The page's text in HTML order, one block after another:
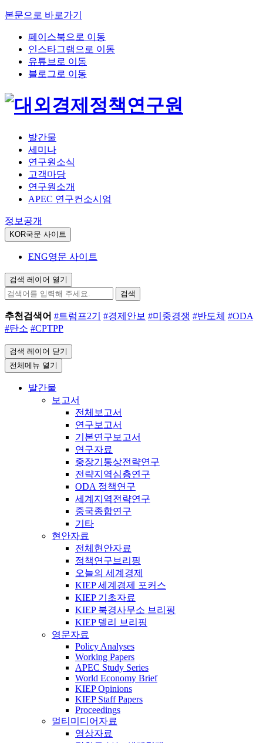
본문으로 바로가기
페이스북으로 이동
인스타그램으로 이동
유튜브로 이동
블로그로 이동
발간물
세미나
연구원소식
고객마당
연구원소개
APEC 연구컨소시엄
정보공개
KOR국문 사이트
ENG영문 사이트
검색 레이어 열기
검색
추천검색어 #트럼프2기 #경제안보 #미중경쟁 #반도체 #ODA
#탄소 #CPTPP
검색 레이어 닫기
전체메뉴 열기
발간물
보고서
전체보고서
연구보고서
기본연구보고서
연구자료
중장기통상전략연구
전략지역심층연구
ODA 정책연구
세계지역전략연구
중국종합연구
기타
현안자료
전체현안자료
정책연구브리핑
오늘의 세계경제
KIEP 세계경제 포커스
KIEP 기초자료
KIEP 북경사무소 브리핑
KIEP 델리 브리핑
영문자료
Policy Analyses
Working Papers
APEC Study Series
World Economy Brief
KIEP Opinions
KIEP Staff Papers
Proceedings
멀티미디어자료
영상자료